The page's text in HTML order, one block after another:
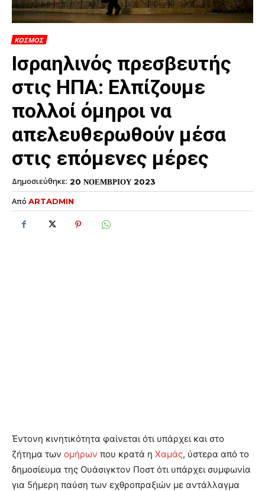
ΚΟΣΜΟΣ
Ισραηλινός πρεσβευτής
στις ΗΠΑ: Ελπίζουμε
πολλοί όμηροι να
απελευθερωθούν μέσα
στις επόμενες μέρες
Δημοσιεύθηκε: 20 ΝΟΕΜΒΡΙΟΥ 2023
Από ARTADMIN
Έντονη κινητικότητα φαίνεται ότι υπάρχει και στο
ζήτημα των ομήρων που κρατά η Χαμάς, ύστερα από το
δημοσίευμα της Ουάσιγκτον Ποστ ότι υπάρχει συμφωνία
για 5ήμερη παύση των εχθροπραξιών με αντάλλαγμα